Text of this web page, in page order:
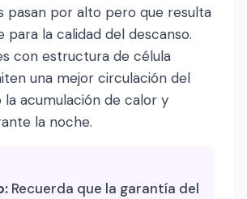
pasan por alto pero que resulta
la calidad del descanso.
con estructura de célula
una mejor circulación del
la acumulación de calor y
la noche.
Recuerda que la garantía del